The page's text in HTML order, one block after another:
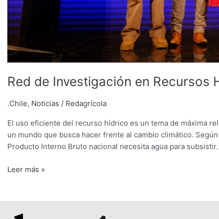
Red de Investigación en
.Chile, Noticias / Redagrícola
El uso eficiente del recurso hídrico es un tema de máxima
un mundo que busca hacer frente al cambio climático.
Producto Interno Bruto nacional necesita agua para subsistir.
Leer más »